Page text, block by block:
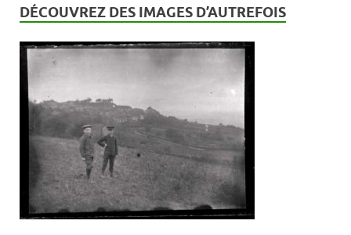
DÉCOUVREZ DES IMAGES D’AUTREFOIS